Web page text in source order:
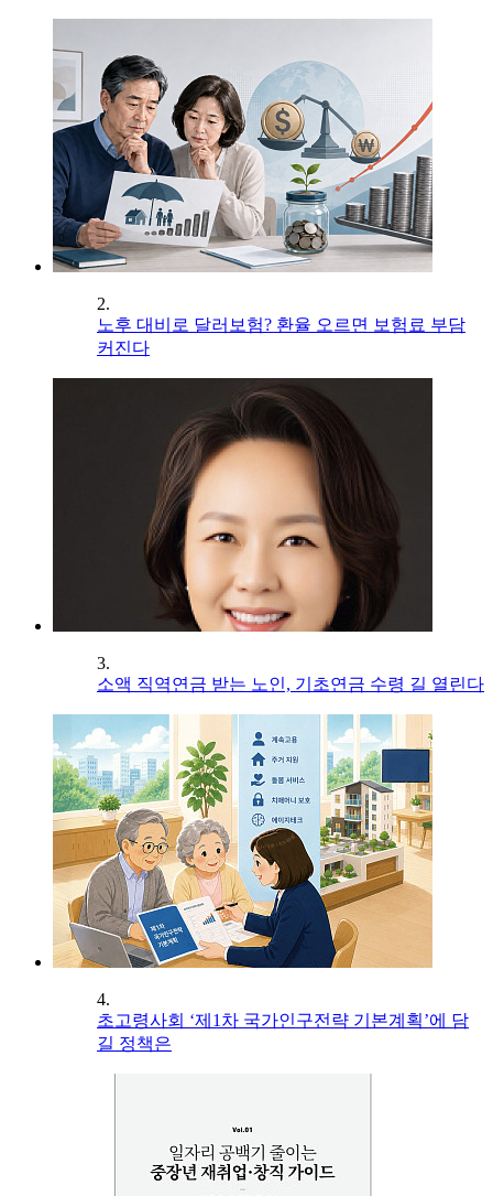
2.
노후 대비로 달러보험? 환율 오르면 보험료 부담
커진다
3.
소액 직역연금 받는 노인, 기초연금 수령 길 열린다
4.
초고령사회 ‘제1차 국가인구전략 기본계획’에 담
길 정책은